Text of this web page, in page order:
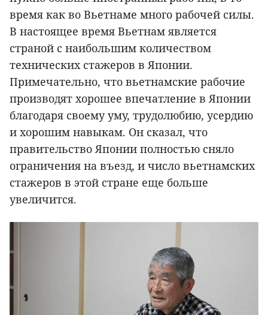
время как во Вьетнаме много рабочей силы.
В настоящее время Вьетнам является
страной с наибольшим количеством
технических стажеров в Японии.
Примечательно, что вьетнамские рабочие
производят хорошее впечатление в Японии
благодаря своему уму, трудолюбию, усердию
и хорошим навыкам. Он сказал, что
правительство Японии полностью сняло
ограничения на въезд, и число вьетнамских
стажеров в этой стране еще больше
увеличится.